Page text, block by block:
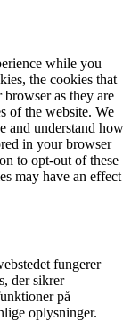
while you
the cookies that
browser as they are
of the website. We
and understand how
in your browser
to opt-out of these
may have an effect
fungerer
der sikrer
på
oplysninger.